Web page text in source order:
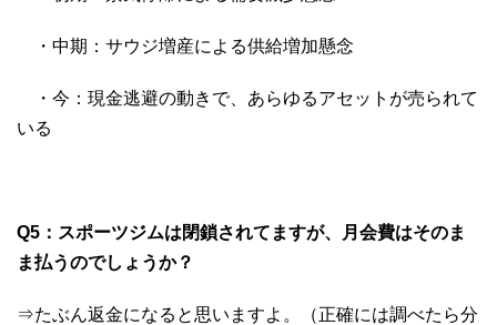
・中期：サウジ増産による供給増加懸念
・今：現金逃避の動きで、あらゆるアセットが売られて
いる
Q5：​スポーツジムは閉鎖されてますが、月会費はそのま
ま払うのでしょうか？
⇒たぶん返金になると思いますよ。（正確には調べたら分